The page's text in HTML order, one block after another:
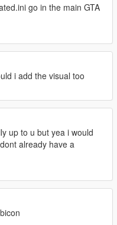
go in the main GTA
i add the visual too
up to u but yea i would
already have a